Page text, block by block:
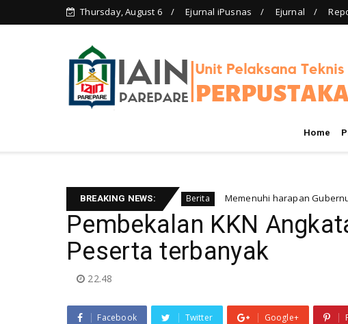
Thursday, August 6 Ejurnal iPusnas Ejurnal
Home
BREAKING NEWS:
layanan perpustakaan Berita Memenuhi harapan Gubernur: Tim
Pembekalan KKN
Peserta terbanyak
22.48
Facebook Twitter Google+